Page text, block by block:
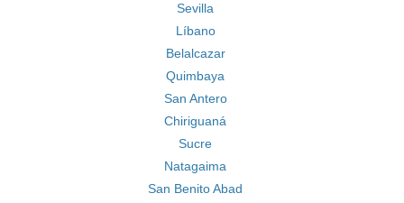
Sevilla
Líbano
Belalcazar
Quimbaya
San Antero
Chiriguaná
Sucre
Natagaima
San Benito Abad